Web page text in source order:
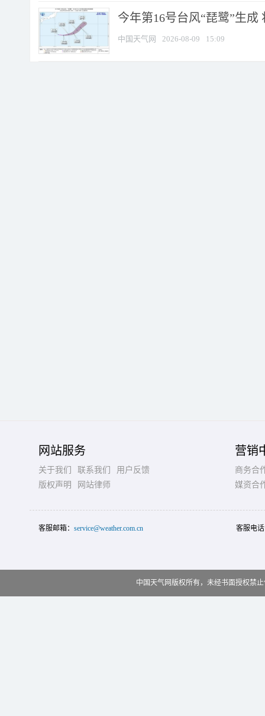
今年第16号台风“琵鹭”生
中国天气网 2026-08-09 15:09
网站服务
关于我们 联系我们
用户反馈
版权声明
网站律师
营销
商务合
媒资合
客服邮箱： service@weather.com.cn 客服电
中国天气网版权所有，未经书面授权